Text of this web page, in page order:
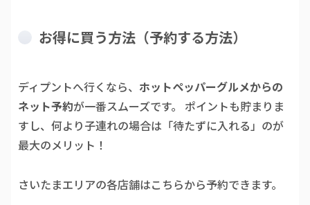
お得に買う方法（予約する方法）
ディプントへ行くなら、 ホットペッパーグルメからの
ネット予約が一番スムーズです。 ポイントも貯まりま
すし、何より子連れの場合は「待たずに入れる」のが
最大のメリット！
さいたまエリアの各店舗はこちらから予約できます。